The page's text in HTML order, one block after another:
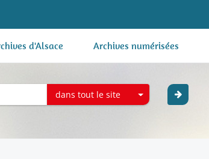
d'Alsace Archives numérisées
dans tout le site